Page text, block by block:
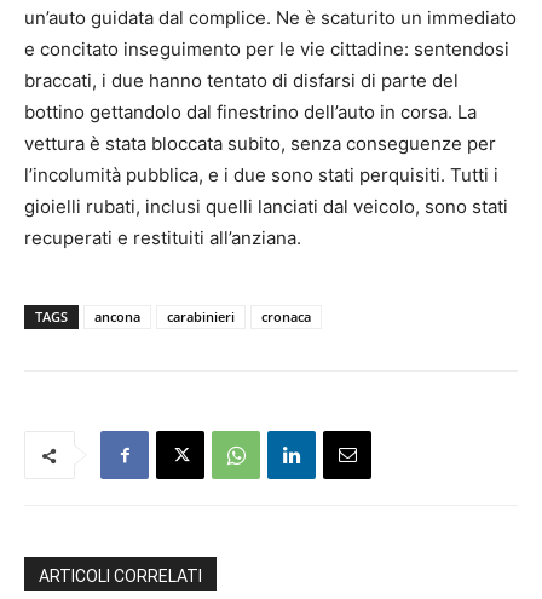
un’auto guidata dal complice. Ne è scaturito un immediato
e concitato inseguimento per le vie cittadine: sentendosi
braccati, i due hanno tentato di disfarsi di parte del
bottino gettandolo dal finestrino dell’auto in corsa. La
vettura è stata bloccata subito, senza conseguenze per
l’incolumità pubblica, e i due sono stati perquisiti. Tutti i
gioielli rubati, inclusi quelli lanciati dal veicolo, sono stati
recuperati e restituiti all’anziana.
TAGS ancona carabinieri cronaca
ARTICOLI CORRELATI